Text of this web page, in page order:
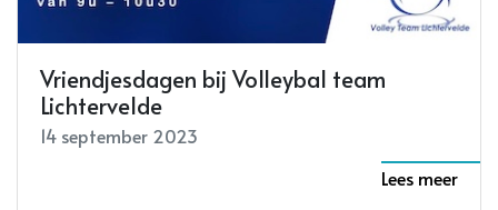
Vriendjesdagen bij Volleybal team
Lichtervelde
14 september 2023
Lees meer